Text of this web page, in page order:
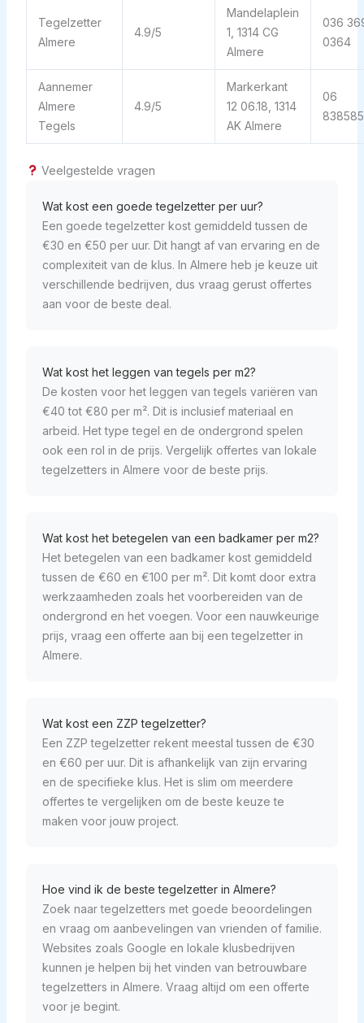
Tegelzetter
Almere
4.9/5
Mandelaplein
1, 1314 CG
Almere
036
0364
Aannemer
Almere
Tegels
4.9/5
Markerkant
12 06.18, 1314
AK Almere
06
Veelgestelde vragen
Wat kost een goede tegelzetter per uur?
Een goede tegelzetter kost gemiddeld tussen de
€30 en €50 per uur. Dit hangt af van ervaring en de
complexiteit van de klus. In Almere heb je keuze uit
verschillende bedrijven, dus vraag gerust offertes
aan voor de beste deal.
Wat kost het leggen van tegels per m2?
De kosten voor het leggen van tegels variëren van
€40 tot €80 per m². Dit is inclusief materiaal en
arbeid. Het type tegel en de ondergrond spelen
ook een rol in de prijs. Vergelijk offertes van lokale
tegelzetters in Almere voor de beste prijs.
Wat kost het betegelen van een badkamer per m2?
Het betegelen van een badkamer kost gemiddeld
tussen de €60 en €100 per m². Dit komt door extra
werkzaamheden zoals het voorbereiden van de
ondergrond en het voegen. Voor een nauwkeurige
prijs, vraag een offerte aan bij een tegelzetter in
Almere.
Wat kost een ZZP tegelzetter?
Een ZZP tegelzetter rekent meestal tussen de €30
en €60 per uur. Dit is afhankelijk van zijn ervaring
en de specifieke klus. Het is slim om meerdere
offertes te vergelijken om de beste keuze te
maken voor jouw project.
Hoe vind ik de beste tegelzetter in Almere?
Zoek naar tegelzetters met goede beoordelingen
en vraag om aanbevelingen van vrienden of familie.
Websites zoals Google en lokale klusbedrijven
kunnen je helpen bij het vinden van betrouwbare
tegelzetters in Almere. Vraag altijd om een offerte
voor je begint.